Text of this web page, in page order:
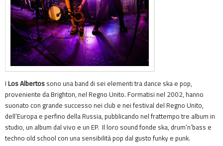
I Los Albertos sono una band di sei elementi tra dance ska e pop,
proveniente da Brighton, nel Regno Unito. Formatisi nel 2002, hanno
suonato con grande successo nei club e nei festival del Regno Unito,
dell’Europa e perfino della Russia, pubblicando nel frattempo tre album in
studio, un album dal vivo e un EP. Il loro sound fonde ska, drum’n’bass e
techno old school con una sensibilità pop dal gusto funky e punk.